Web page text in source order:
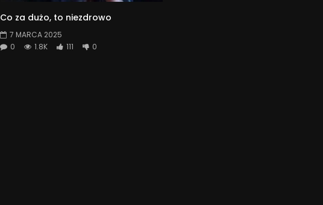
Co za dużo, to niezdrowo
7 MARCA 2025
0
1.8K 111 0